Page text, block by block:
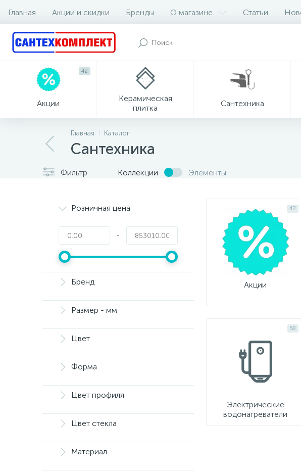
Главная Акции и скидки Бренды О магазине Статьи
Акции
42
Керамическая
плитка
Сантехника
Главная Каталог
Сантехника
Фильтр Коллекции Элементы
Розничная цена
-
Бренд
Размер - мм
Цвет
Форма
Цвет профиля
Цвет стекла
Материал
42
Акции
59
Электрические
водонагреватели